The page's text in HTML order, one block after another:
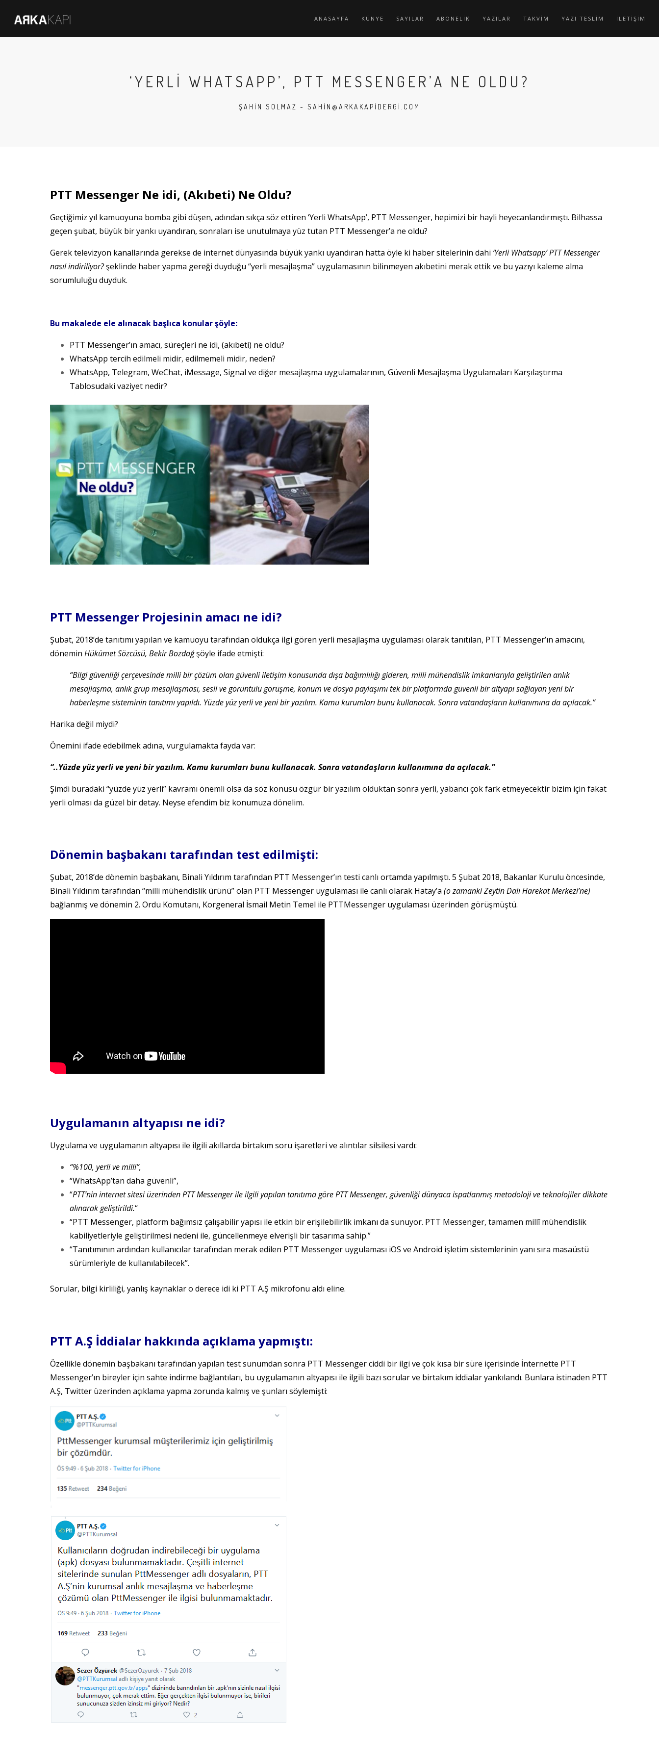
ANASAYFA KÜNYE SAYILAR ABONELİK YAZILAR TAKVİM YAZI TESLİM İLETİŞİM
‘YERLI WHATSAPP’, PTT MESSENGER’A NE OLDU?
ŞAHIN SOLMAZ - SAHIN@ARKAKAPIDERGI.COM
PTT Messenger Ne idi, (Akıbeti) Ne Oldu?
Geçtiğimiz yıl kamuoyuna bomba gibi düşen, adından sıkça söz ettiren ‘Yerli WhatsApp’, PTT Messenger, hepimizi bir hayli heyecanlandırmıştı. Bilhassa
geçen şubat, büyük bir yankı uyandıran, sonraları ise unutulmaya yüz tutan PTT Messenger’a ne oldu?
Gerek televizyon kanallarında gerekse de internet dünyasında büyük yankı uyandıran hatta öyle ki haber sitelerinin dahi ‘Yerli Whatsapp’ PTT Messenger
nasıl indiriliyor?şeklinde haber yapma gereği duyduğu “yerli mesajlaşma” uygulamasının bilinmeyen akıbetini merak ettik ve bu yazıyı kaleme alma
sorumluluğu duyduk.
Bu makalede ele alınacak başlıca konular şöyle:
PTT Messenger’ın amacı, süreçleri ne idi, (akıbeti) ne oldu?
WhatsApp tercih edilmeli midir, edilmemeli midir, neden?
WhatsApp, Telegram, WeChat, iMessage, Signal ve diğer mesajlaşma uygulamalarının, Güvenli Mesajlaşma Uygulamaları Karşılaştırma
Tablosudaki vaziyet nedir?
PTT Messenger Projesinin amacı ne idi?
Şubat, 2018’de tanıtımı yapılan ve kamuoyu tarafından oldukça ilgi gören yerli mesajlaşma uygulaması olarak tanıtılan, PTT Messenger’ın amacını,
dönemin Hükümet Sözcüsü, Bekir Bozdağşöyle ifade etmişti:
“Bilgi güvenliği çerçevesinde milli bir çözüm olan güvenli iletişim konusunda dışa bağımlılığı gideren, milli mühendislik imkanlarıyla geliştirilen anlık
mesajlaşma, anlık grup mesajlaşması, sesli ve görüntülü görüşme, konum ve dosya paylaşımı tek bir platformda güvenli bir altyapı sağlayan yeni bir
haberleşme sisteminin tanıtımı yapıldı. Yüzde yüz yerli ve yeni bir yazılım. Kamu kurumları bunu kullanacak. Sonra vatandaşların kullanımına da açılacak.”
Harika değil miydi?
Önemini ifade edebilmek adına, vurgulamakta fayda var:
“..Yüzde yüz yerli ve yeni bir yazılım. Kamu kurumları bunu kullanacak. Sonra vatandaşların kullanımına da açılacak.”
Şimdi buradaki “yüzde yüz yerli” kavramı önemli olsa da söz konusu özgür bir yazılım olduktan sonra yerli, yabancı çok fark etmeyecektir bizim için fakat
yerli olması da güzel bir detay. Neyse efendim biz konumuza dönelim.
Dönemin başbakanı tarafından test edilmişti:
Şubat, 2018’de dönemin başbakanı, Binali Yıldırım tarafından PTT Messenger’ın testi canlı ortamda yapılmıştı. 5 Şubat 2018, Bakanlar Kurulu öncesinde,
Binali Yıldırım tarafından “milli mühendislik ürünü” olan PTT Messenger uygulaması ile canlı olarak Hatay’a (o zamanki Zeytin Dalı Harekat Merkezi’ne)
bağlanmış ve dönemin 2. Ordu Komutanı, Korgeneral İsmail Metin Temel ile PTTMessenger uygulaması üzerinden görüşmüştü.
Uygulamanın altyapısı ne idi?
Uygulama ve uygulamanın altyapısı ile ilgili akıllarda birtakım soru işaretleri ve alıntılar silsilesi vardı:
“%100, yerli ve milli”,
“WhatsApp’tan daha güvenli”,
“PTT’nin internet sitesi üzerinden PTT Messenger ile ilgili yapılan tanıtıma göre PTT Messenger, güvenliği dünyaca ispatlanmış metodoloji ve teknolojiler dikkate
alınarak geliştirildi.“
“PTT Messenger, platform bağımsız çalışabilir yapısı ile etkin bir erişilebilirlik imkanı da sunuyor. PTT Messenger, tamamen millî mühendislik
kabiliyetleriyle geliştirilmesi nedeni ile, güncellenmeye elverişli bir tasarıma sahip.”
“Tanıtımının ardından kullanıcılar tarafından merak edilen PTT Messenger uygulaması iOS ve Android işletim sistemlerinin yanı sıra masaüstü
sürümleriyle de kullanılabilecek”.
Sorular, bilgi kirliliği, yanlış kaynaklar o derece idi ki PTT A.Ş mikrofonu aldı eline.
PTT A.Ş İddialar hakkında açıklama yapmıştı:
Özellikle dönemin başbakanı tarafından yapılan test sunumdan sonra PTT Messenger ciddi bir ilgi ve çok kısa bir süre içerisinde İnternette PTT
Messenger’ın bireyler için sahte indirme bağlantıları, bu uygulamanın altyapısı ile ilgili bazı sorular ve birtakım iddialar yankılandı. Bunlara istinaden PTT
A.Ş, Twitter üzerinden açıklama yapma zorunda kalmış ve şunları söylemişti: